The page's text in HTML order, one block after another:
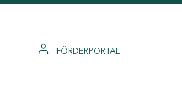
FÖRDERPORTAL